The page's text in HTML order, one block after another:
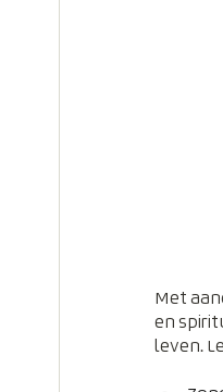
Met
en
leven.